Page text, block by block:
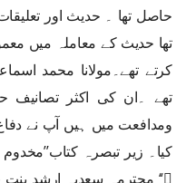
حاصل تھا ۔ حديث اور
تھا حديث کے معاملہ ميں
تھے ۔ان کی اکثر تصانيف
ومدافعت ميں ہيں آپ نے دفاع
کیا۔ زیر تبصرہ